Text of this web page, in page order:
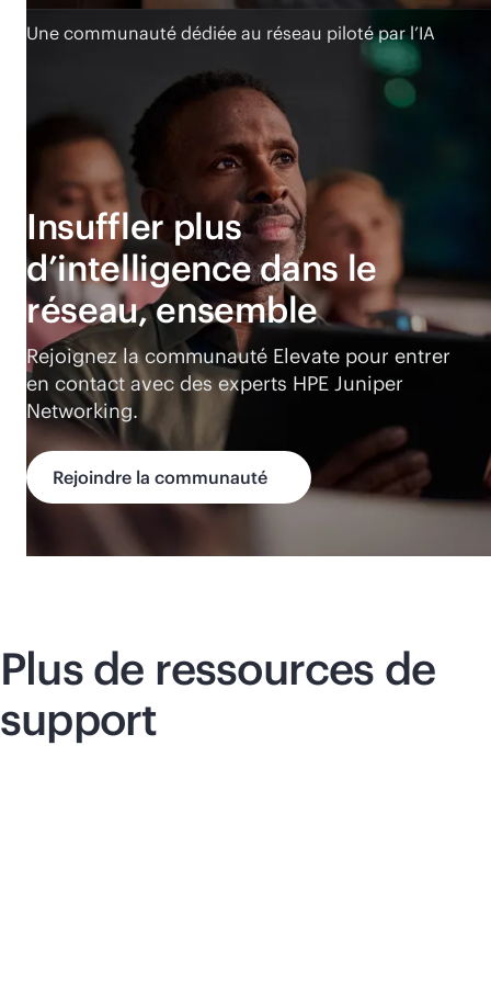
Une communauté dédiée au réseau piloté par l’IA
Insuffler plus
d’intelligence dans le
réseau, ensemble
Rejoignez la communauté Elevate pour entrer
en contact avec des experts HPE Juniper
Networking.
Rejoindre la communauté
Plus de ressources de
support